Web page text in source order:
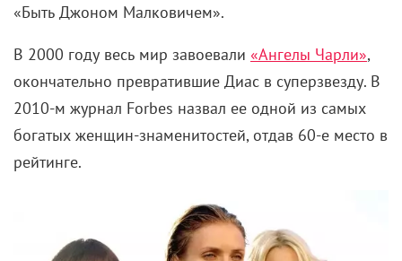
«Быть Джоном Малковичем».
В 2000 году весь мир завоевали «Ангелы Чарли»,
окончательно превратившие Диас в суперзвезду. В
2010-м журнал Forbes назвал ее одной из самых
богатых женщин-знаменитостей, отдав 60-е место в
рейтинге.